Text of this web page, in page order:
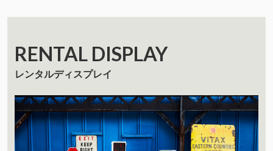
RENTAL DISPLAY
レンタルディスプレイ